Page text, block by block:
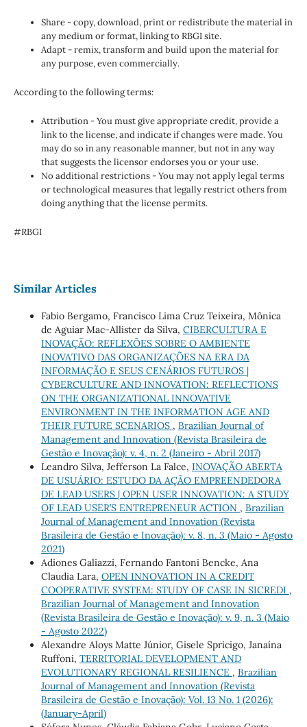
Share - copy, download, print or redistribute the material in
any medium or format, linking to RBGI site.
Adapt - remix, transform and build upon the material for
any purpose, even commercially.
According to the following terms:
Attribution - You must give appropriate credit, provide a
link to the license, and indicate if changes were made. You
may do so in any reasonable manner, but not in any way
that suggests the licensor endorses you or your use.
No additional restrictions - You may not apply legal terms
or technological measures that legally restrict others from
doing anything that the license permits.
#RBGI
Similar Articles
Fabio Bergamo, Francisco Lima Cruz Teixeira, Mônica
de Aguiar Mac-Allister da Silva, CIBERCULTURA E
INOVAÇÃO: REFLEXÕES SOBRE O AMBIENTE
INOVATIVO DAS ORGANIZAÇÕES NA ERA DA
INFORMAÇÃO E SEUS CENÁRIOS FUTUROS |
CYBERCULTURE AND INNOVATION: REFLECTIONS
ON THE ORGANIZATIONAL INNOVATIVE
ENVIRONMENT IN THE INFORMATION AGE AND
THEIR FUTURE SCENARIOS , Brazilian Journal of
Management and Innovation (Revista Brasileira de
Gestão e Inovação): v. 4, n. 2 (Janeiro - Abril 2017)
Leandro Silva, Jefferson La Falce, INOVAÇÃO ABERTA
DE USUÁRIO: ESTUDO DA AÇÃO EMPREENDEDORA
DE LEAD USERS | OPEN USER INNOVATION: A STUDY
OF LEAD USER’S ENTREPRENEUR ACTION , Brazilian
Journal of Management and Innovation (Revista
Brasileira de Gestão e Inovação): v. 8, n. 3 (Maio - Agosto
2021)
Adiones Galiazzi, Fernando Fantoni Bencke, Ana
Claudia Lara, OPEN INNOVATION IN A CREDIT
COOPERATIVE SYSTEM: STUDY OF CASE IN SICREDI ,
Brazilian Journal of Management and Innovation
(Revista Brasileira de Gestão e Inovação): v. 9, n. 3 (Maio
- Agosto 2022)
Alexandre Aloys Matte Júnior, Gisele Spricigo, Janaína
Ruffoni, TERRITORIAL DEVELOPMENT AND
EVOLUTIONARY REGIONAL RESILIENCE , Brazilian
Journal of Management and Innovation (Revista
Brasileira de Gestão e Inovação): Vol. 13 No. 1 (2026):
(January-April)